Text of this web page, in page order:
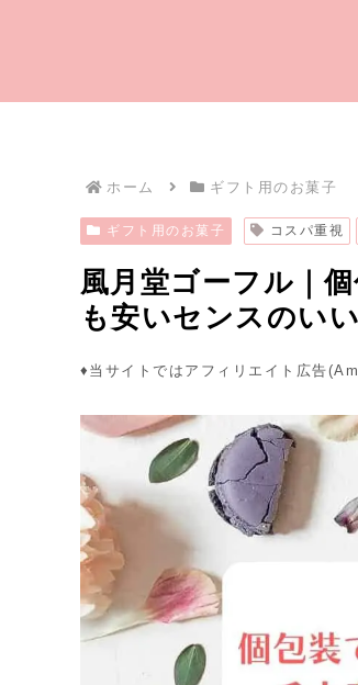
ホーム ギフト用のお菓子
ギフト用のお菓子 コスパ重視
風月堂ゴーフル｜
も安いセンスのい
♦︎当サイトではアフィリエイト広告